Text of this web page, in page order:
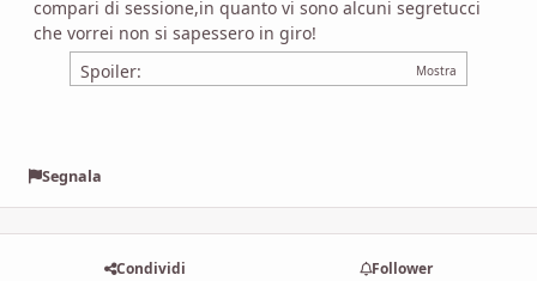
compari di sessione,in quanto vi sono alcuni segretucci
che vorrei non si sapessero in giro!
Spoiler:
Segnala
Condividi Follower